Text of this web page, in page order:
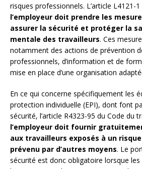
risques professionnels. L’article L4121-
l’employeur doit prendre les
assurer la sécurité et protéger la
mentale des travailleurs. Ces
notamment des actions de prévention
professionnels, d’information et de
mise en place d’une organisation
En ce qui concerne spécifiquement les
protection individuelle (EPI), dont font
sécurité, l’article R4323-95 du Code du
l’employeur doit fournir
aux travailleurs exposés à un
prévenu par d’autres moyens. Le
sécurité est donc obligatoire lorsque